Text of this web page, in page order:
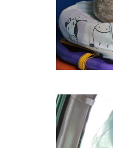
ยกเลิกประกาศผู้ชนะ
เปลี่ยนแปลงประกาศ
เปลี่ยนแปลงประกาศ
ประกาศขายทอดตล
ประกาศกำหนดอายุ